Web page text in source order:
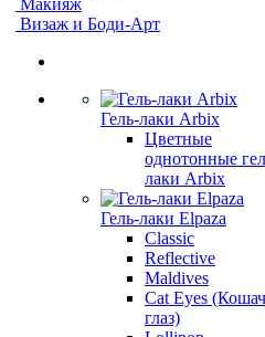
Макияж
Визаж и Боди-Арт
Гель-лаки Arbix
Цветные
однотонные
лаки Arbix
Гель-лаки Elpaza
Classic
Reflective
Maldives
Cat Eyes
глаз)